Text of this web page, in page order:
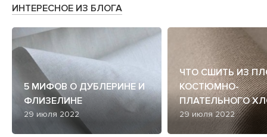
ИНТЕРЕСНОЕ ИЗ БЛОГА
5 МИФОВ О ДУБЛЕРИНЕ И
ФЛИЗЕЛИНЕ
29 июля 2022
ЧТО СШИТЬ ИЗ
КОСТЮМНО-
ПЛАТЕЛЬНОГО
29 июля 2022